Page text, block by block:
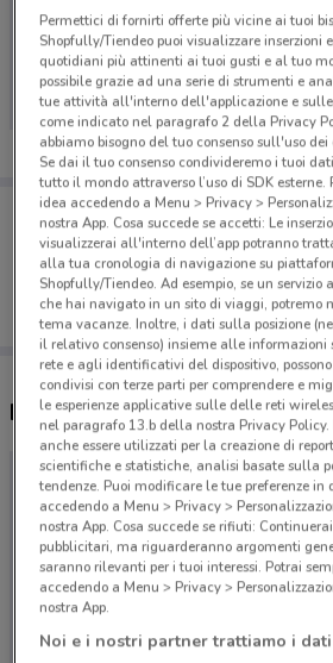
Ci dispiace, al momento non
volantini nella tua zona.
Porta DoveConviene sempre
Puoi trovare le migliori offerte
salvarle e creare la tua lista
dal tuo cellulare.
Negozi Linear a Novara
Permettici di fornirti offerte più vicine ai tuoi
Shopfully/Tiendeo puoi visualizzare inserzioni
quotidiani più attinenti ai tuoi gusti e al tuo
possibile grazie ad una serie di strumenti e
tue attività all'interno dell'applicazione e
come indicato nel paragrafo 2 della Privacy
abbiamo bisogno del tuo consenso sull'uso
Se dai il tuo consenso condivideremo i tuoi
tutto il mondo attraverso l’uso di SDK esterne.
idea accedendo a Menu > Privacy >
nostra App. Cosa succede se accetti: Le
visualizzerai all'interno dell’app potranno
alla tua cronologia di navigazione su
Shopfully/Tiendeo. Ad esempio, se un
che hai navigato in un sito di viaggi, potremo
tema vacanze. Inoltre, i dati sulla posizione
il relativo consenso) insieme alle informazioni
rete e agli identificativi del dispositivo,
condivisi con terze parti per comprendere e
le esperienze applicative sulle delle reti
nel paragrafo 13.b della nostra Privacy
anche essere utilizzati per la creazione di
scientifiche e statistiche, analisi basate sulla
tendenze. Puoi modificare le tue preferenze
accedendo a Menu > Privacy >
nostra App. Cosa succede se rifiuti:
pubblicitari, ma riguarderanno argomenti
saranno rilevanti per i tuoi interessi. Potrai
accedendo a Menu > Privacy >
nostra App.
Noi e i nostri partner trattiamo i